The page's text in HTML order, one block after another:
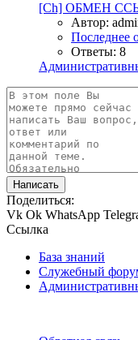
[Ch] ОБМЕН
Автор:
Последнее
Ответы: 8
Написать
Поделиться:
Vk Ok WhatsApp
Ссылка
База знаний
Служебный